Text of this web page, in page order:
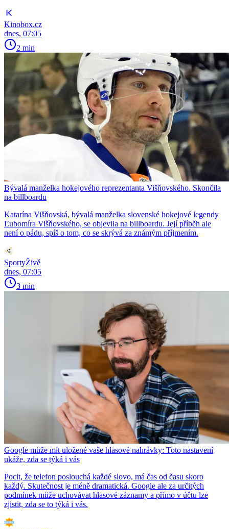
Kinobox.cz
dnes, 07:05
2 min
Bývalá manželka hokejového reprezentanta Višňovského. Skončila
na billboardu
Katarína Višňovská, bývalá manželka slovenské hokejové legendy
Ľubomíra Višňovského, se objevila na billboardu. Její příběh ale
není o pádu, spíš o tom, co se skrývá za známým příjmením.
SportyŽivě
dnes, 07:05
3 min
Google může mít uložené vaše hlasové nahrávky: Toto nastavení
ukáže, zda se týká i vás
Pocit, že telefon poslouchá každé slovo, má čas od času skoro
každý. Skutečnost je méně dramatická. Google ale za určitých
podmínek může uchovávat hlasové záznamy a přímo v účtu lze
zjistit, zda se to týká i vás.